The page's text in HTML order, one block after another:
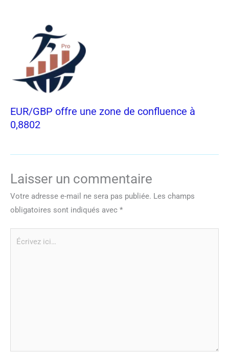
EUR/GBP offre une zone de confluence à
0,8802
Laisser un commentaire
Votre adresse e-mail ne sera pas publiée. Les champs
obligatoires sont indiqués avec *